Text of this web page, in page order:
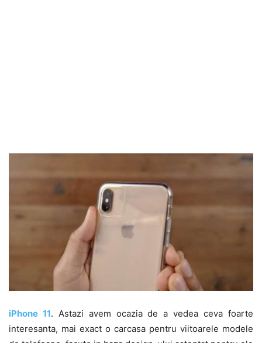
iPhone 11. Astazi avem ocazia de a vedea ceva foarte
interesanta, mai exact o carcasa pentru viitoarele modele